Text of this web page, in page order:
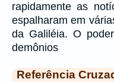
rapidamente as
espalharam em
da Galiléia. O
demônios
Referência